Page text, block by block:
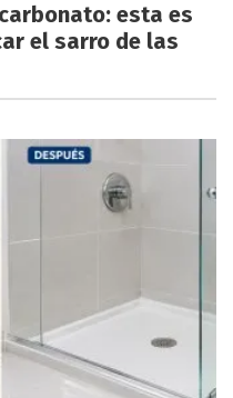
esta es
el sarro de las